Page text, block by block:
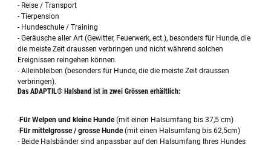
- Reise / Transport
- Tierpension
- Hundeschule / Training
- Geräusche aller Art (Gewitter, Feuerwerk, ect.), besonders für Hunde, die
die meiste Zeit draussen verbringen und nicht während solchen
Ereignissen reingehen können.
- Alleinbleiben (besonders für Hunde, die die meiste Zeit draussen
verbringen).
Das ADAPTIL® Halsband ist in zwei Grössen erhältlich:
-Für Welpen und kleine Hunde(mit einen Halsumfang bis 37,5 cm)
-Für mittelgrosse / grosse Hunde(mit einen Halsumfang bis 62,5cm)
- Beide Halsbänder sind anpassbar auf den Halsumfang Ihres Hundes